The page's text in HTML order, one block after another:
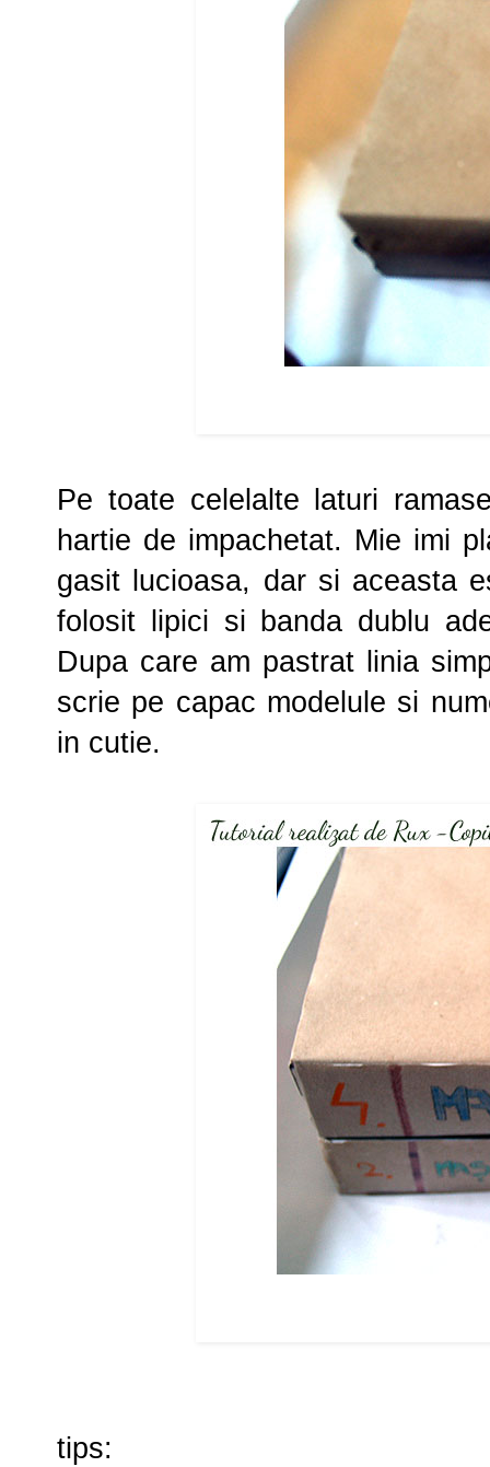
Pe toate celelalte laturi
hartie de impachetat. Mie imi
gasit lucioasa, dar si aceasta
folosit lipici si banda dublu
Dupa care am pastrat linia
scrie pe capac modelule si
in cutie.
tips: